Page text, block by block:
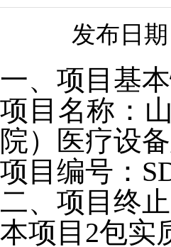
发布日期
一、项目基
项目名称：
院）医疗设
项目编号：
二、项目终
本项目 2包实